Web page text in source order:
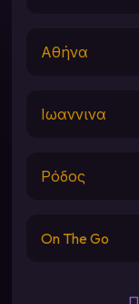
Αθήνα
Ιωαννινα
Ρόδος
On The Go